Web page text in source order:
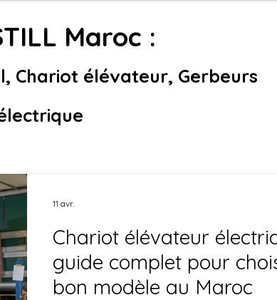
Maroc :
Chariot élévateur, Gerbeurs
Chariot élévateur
guide complet pour
bon modèle au Maroc
11 avr.